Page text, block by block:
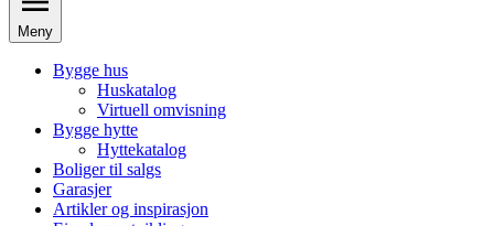
Meny
Bygge hus
Huskatalog
Virtuell omvisning
Bygge hytte
Hyttekatalog
Boliger til salgs
Garasjer
Artikler og inspirasjon